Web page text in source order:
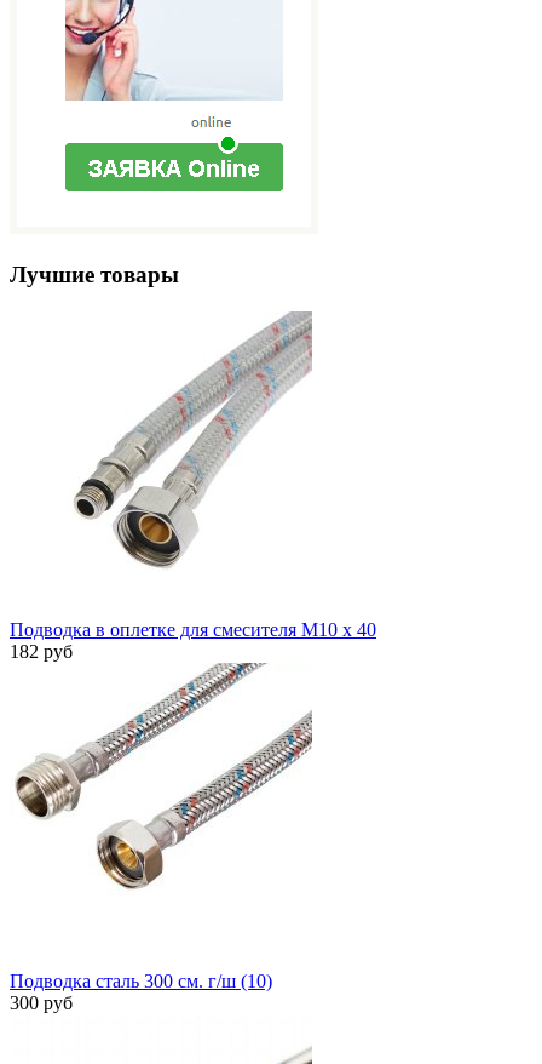
Лучшие товары
Подводка в оплетке для смесителя М10 х 40
182 руб
Подводка сталь 300 см. г/ш (10)
300 руб